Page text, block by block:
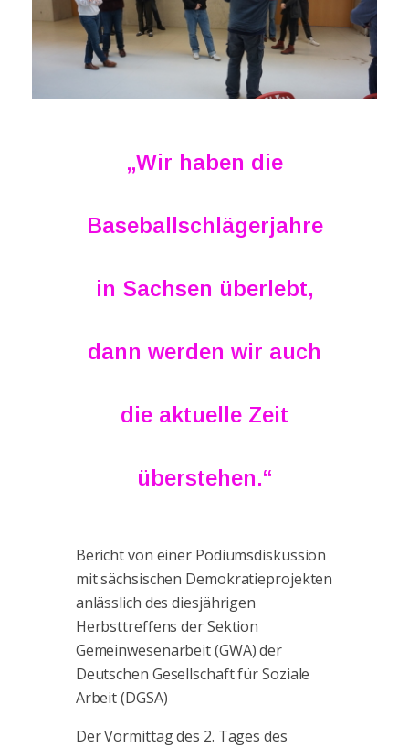
„Wir haben die
Baseballschlägerjahre
in Sachsen überlebt,
dann werden wir auch
die aktuelle Zeit
überstehen.“
Bericht von einer Podiumsdiskussion
mit sächsischen Demokratieprojekten
anlässlich des diesjährigen
Herbsttreffens der Sektion
Gemeinwesenarbeit (GWA) der
Deutschen Gesellschaft für Soziale
Arbeit (DGSA)
Der Vormittag des 2. Tages des